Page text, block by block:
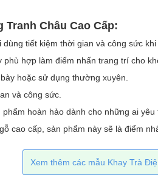
Châu Cao Cấp:
tiết kiệm thời gian và công sức khi
hợp làm điểm nhấn trang trí cho
hoặc sử dụng thường xuyên.
và công sức.
hoàn hảo dành cho những ai
cao cấp, sản phẩm này sẽ là điểm
Xem thêm các mẫu Khay Trà